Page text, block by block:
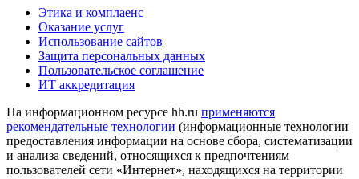
Этика и комплаенс
Оказание услуг
Использование сайтов
Защита персональных данных
Пользовательское соглашение
ИТ аккредитация
На информационном ресурсе hh.ru применяются
рекомендательные технологии (информационные технологии
предоставления информации на основе сбора, систематизации
и анализа сведений, относящихся к предпочтениям
пользователей сети «Интернет», находящихся на территории